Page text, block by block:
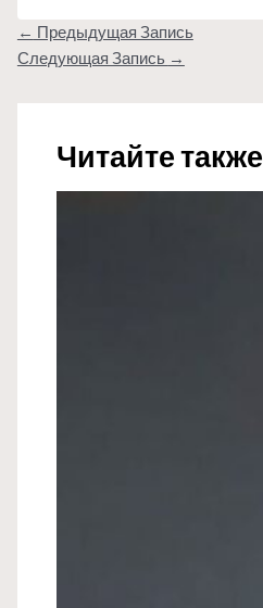
← Предыдущая Запись
Следующая Запись →
Читайте также